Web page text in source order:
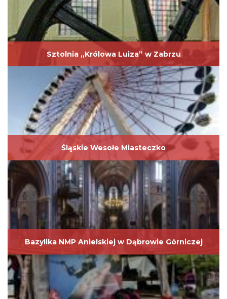
Sztolnia „Królowa Luiza” w Zabrzu
Śląskie Wesołe Miasteczko
Bazylika NMP Anielskiej w Dąbrowie Górniczej